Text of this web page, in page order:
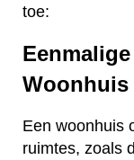
toe:
Woonhuis
Een woonhuis
ruimtes, zoals